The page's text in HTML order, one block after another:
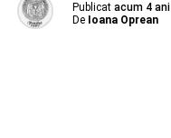
Publicat acum 4 ani
De Ioana Oprean